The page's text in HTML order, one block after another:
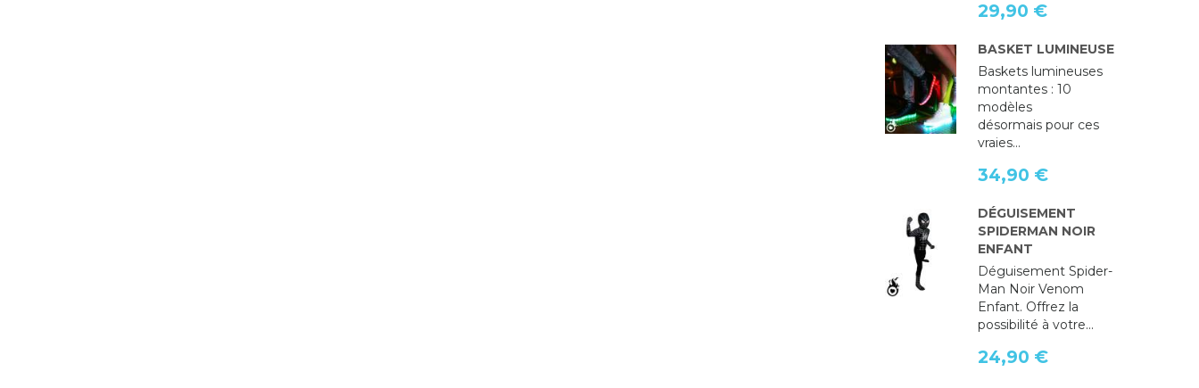
29,90 €
BASKET LUMINEUSE
Baskets lumineuses
montantes : 10
modèles
désormais pour ces
vraies...
34,90 €
DÉGUISEMENT
SPIDERMAN NOIR
ENFANT
Déguisement Spider-
Man Noir Venom
Enfant. Offrez la
possibilité à votre...
24,90 €